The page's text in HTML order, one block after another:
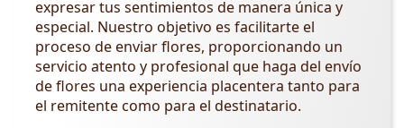
expresar tus sentimientos de manera única y
especial. Nuestro objetivo es facilitarte el
proceso de enviar flores, proporcionando un
servicio atento y profesional que haga del envío
de flores una experiencia placentera tanto para
el remitente como para el destinatario.